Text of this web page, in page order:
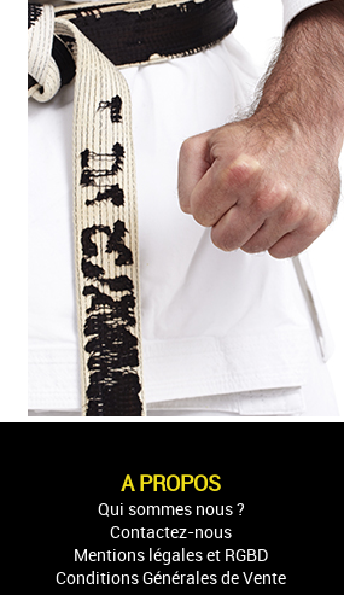
A PROPOS
Qui sommes nous ?
Contactez-nous
Mentions légales et RGBD
Conditions Générales de Vente